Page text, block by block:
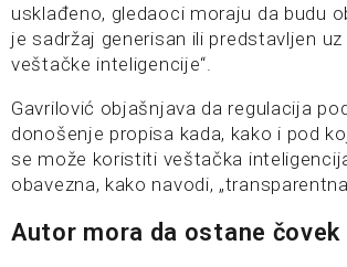
usklađeno, gledaoci moraju da budu
je sadržaj generisan ili predstavljen
veštačke inteligencije“.
Gavrilović objašnjava da regulacija
donošenje propisa kada, kako i pod
se može koristiti veštačka
obavezna, kako navodi,
Autor mora da ostane čovek